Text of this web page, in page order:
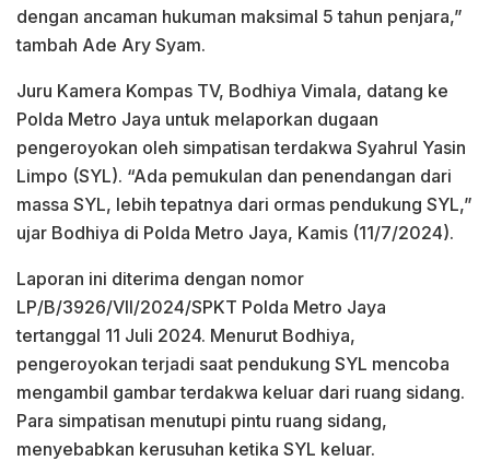
dengan ancaman hukuman maksimal 5 tahun penjara,”
tambah Ade Ary Syam.
Juru Kamera Kompas TV, Bodhiya Vimala, datang ke
Polda Metro Jaya untuk melaporkan dugaan
pengeroyokan oleh simpatisan terdakwa Syahrul Yasin
Limpo (SYL). “Ada pemukulan dan penendangan dari
massa SYL, lebih tepatnya dari ormas pendukung SYL,”
ujar Bodhiya di Polda Metro Jaya, Kamis (11/7/2024).
Laporan ini diterima dengan nomor
LP/B/3926/VII/2024/SPKT Polda Metro Jaya
tertanggal 11 Juli 2024. Menurut Bodhiya,
pengeroyokan terjadi saat pendukung SYL mencoba
mengambil gambar terdakwa keluar dari ruang sidang.
Para simpatisan menutupi pintu ruang sidang,
menyebabkan kerusuhan ketika SYL keluar.